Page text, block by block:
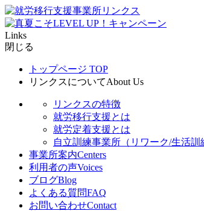
Links
閉じる
トップページ TOP
リンクスについてAbout Us
リンクスの特徴
就労移行支援とは
就労定着支援とは
自立訓練事業所（リワーク/生活訓
事業所案内Centers
利用者の声Voices
ブログBlog
よくある質問FAQ
お問い合わせContact